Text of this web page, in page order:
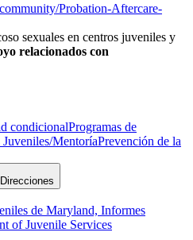
Probation-Aftercare-
sexuales en centros juveniles y
relacionados con
condicionalProgramas de
Juveniles/MentoríaPrevención de la
Direcciones
de Maryland, Informes
of Juvenile Services